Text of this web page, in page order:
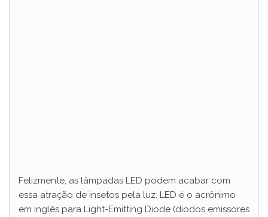
Felizmente, as lâmpadas LED podem acabar com
essa atração de insetos pela luz. LED é o acrônimo
em inglês para Light-Emitting Diode (diodos emissores